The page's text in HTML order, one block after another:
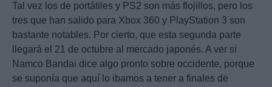
Tal vez los de portátiles y PS2 son más flojillos, pero los
tres que han salido para Xbox 360 y PlayStation 3 son
bastante notables. Por cierto, que esta segunda parte
llegará el 21 de octubre al mercado japonés. A ver si
Namco Bandai dice algo pronto sobre occidente, porque
se suponía que aquí lo ibamos a tener a finales de